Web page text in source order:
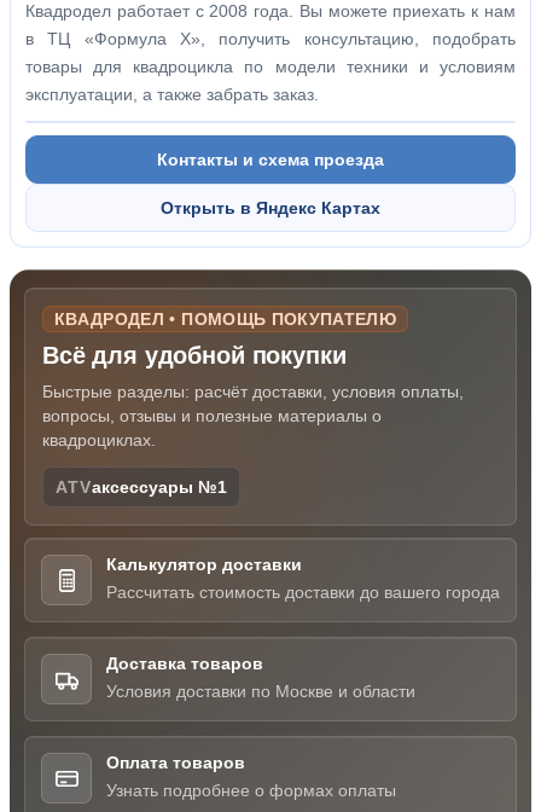
Квадродел работает с 2008 года. Вы можете приехать к нам
в ТЦ «Формула Х», получить консультацию, подобрать
товары для квадроцикла по модели техники и условиям
эксплуатации, а также забрать заказ.
Контакты и схема проезда
Открыть в Яндекс Картах
КВАДРОДЕЛ • ПОМОЩЬ ПОКУПАТЕЛЮ
Всё для удобной покупки
Быстрые разделы: расчёт доставки, условия оплаты,
вопросы, отзывы и полезные материалы о
квадроциклах.
ATVаксессуары №1
Калькулятор доставки
Рассчитать стоимость доставки до вашего города
Доставка товаров
Условия доставки по Москве и области
Оплата товаров
Узнать подробнее о формах оплаты